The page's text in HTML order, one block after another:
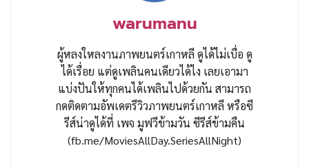
warumanu
ผู้หลงใหลงานภาพยนตร์เกาหลี ดูได้ไม่เบื่อ ดู
ได้เรื่อย แต่ดูเพลินคนเดียวได้ไง เลยเอามา
แบ่งปันให้ทุกคนได้เพลินไปด้วยกัน สามารถ
กดติดตามอัพเดตรีวิวภาพยนตร์เกาหลี หรือซี
รีส์น่าดูได้ที่ เพจ มูฟวีข้ามวัน ซีรีส์ข้ามคืน
(fb.me/MoviesAllDay.SeriesAllNight)